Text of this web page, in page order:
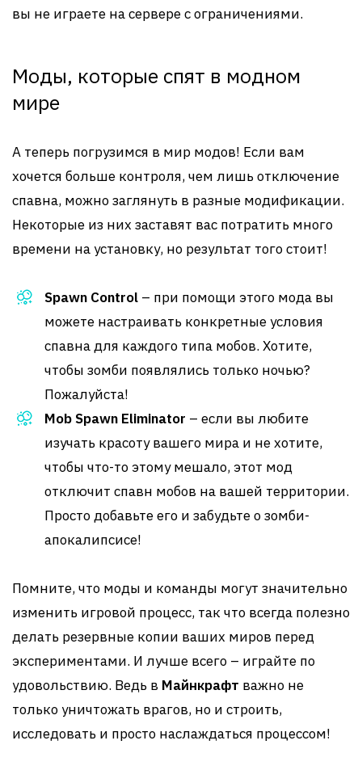
вы не играете на сервере с ограничениями.
Моды, которые спят в модном
мире
А теперь погрузимся в мир модов! Если вам
хочется больше контроля, чем лишь отключение
спавна, можно заглянуть в разные модификации.
Некоторые из них заставят вас потратить много
времени на установку, но результат того стоит!
Spawn Control – при помощи этого мода вы
можете настраивать конкретные условия
спавна для каждого типа мобов. Хотите,
чтобы зомби появлялись только ночью?
Пожалуйста!
Mob Spawn Eliminator – если вы любите
изучать красоту вашего мира и не хотите,
чтобы что-то этому мешало, этот мод
отключит спавн мобов на вашей территории.
Просто добавьте его и забудьте о зомби-
апокалипсисе!
Помните, что моды и команды могут значительно
изменить игровой процесс, так что всегда полезно
делать резервные копии ваших миров перед
экспериментами. И лучше всего – играйте по
удовольствию. Ведь в Майнкрафт важно не
только уничтожать врагов, но и строить,
исследовать и просто наслаждаться процессом!